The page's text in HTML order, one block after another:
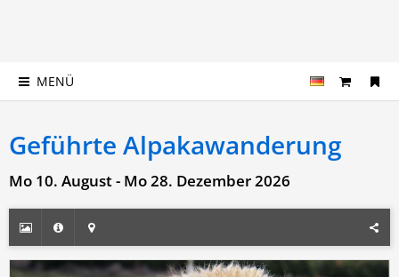
MENÜ
Geführte Alpakawanderung
Mo 10. August - Mo 28. Dezember 2026